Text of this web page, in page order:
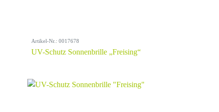
Artikel-Nr.: 0017678
UV-Schutz Sonnenbrille „Freising“